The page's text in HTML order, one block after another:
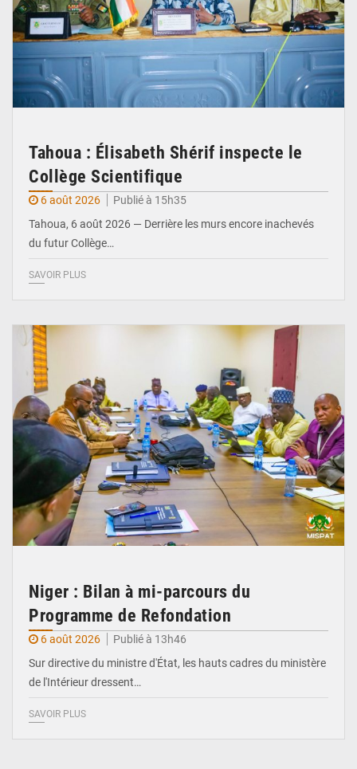
Tahoua : Élisabeth Shérif inspecte le
Collège Scientifique
6 août 2026
Publié à 15h35
Tahoua, 6 août 2026 — Derrière les murs encore inachevés
du futur Collège…
SAVOIR PLUS
Niger : Bilan à mi-parcours du
Programme de Refondation
6 août 2026
Publié à 13h46
Sur directive du ministre d'État, les hauts cadres du ministère
de l'Intérieur dressent…
SAVOIR PLUS